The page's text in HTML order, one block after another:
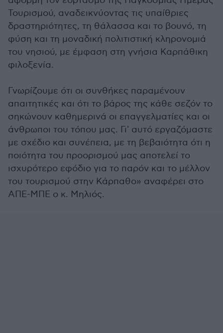
Τουρισμού, αναδεικνύοντας τις υπαίθριες
δραστηριότητες, τη θάλασσα και το βουνό, τη
φύση και τη μοναδική πολιτιστική κληρονομιά
του νησιού, με έμφαση στη γνήσια Καρπάθικη
φιλοξενία.
Γνωρίζουμε ότι οι συνθήκες παραμένουν
απαιτητικές και ότι το βάρος της κάθε σεζόν το
σηκώνουν καθημερινά οι επαγγελματίες και οι
άνθρωποι του τόπου μας. Γι' αυτό εργαζόμαστε
με σχέδιο και συνέπεια, με τη βεβαιότητα ότι η
ποιότητα του προορισμού μας αποτελεί το
ισχυρότερο εφόδιο για το παρόν και το μέλλον
του τουρισμού στην Κάρπαθο» αναφέρει στο
ΑΠΕ-ΜΠΕ ο κ. Μηλιός.